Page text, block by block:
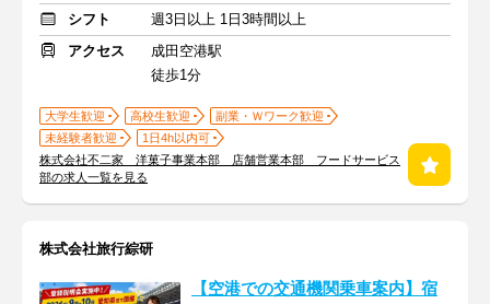
シフト
週3日以上 1日3時間以上
アクセス
成田空港駅
徒歩1分
大学生歓迎 高校生歓迎
副業・Ｗワーク歓迎
未経験者歓迎
1日4h以内可
株式会社不二家 洋菓子事業本部 店舗営業本部 フードサービス
部の求人一覧を見る
株式会社旅行綜研
【空港での交通機関乗車案内】宿